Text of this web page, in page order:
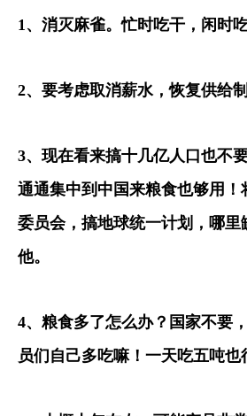
1、消灭麻雀。忙时吃干，闲时吃
2、要考虑取消薪水，恢复供给制
3、现在看来搞十几亿人口也不
通通集中到中国来粮食也够用！
委员会，搞地球统一计划，哪里
他。
4、粮食多了怎么办？国家不要
员们自己多吃嘛！一天吃五吨也